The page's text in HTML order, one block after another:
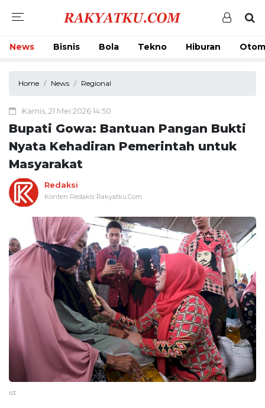
News Bisnis Bola Tekno Hiburan
Home News Regional
Kamis, 21 Mei 2026 14:50
Bupati Gowa: Bantuan Pangan Bukti
Nyata Kehadiran Pemerintah untuk
Masyarakat
Redaksi
Konten Redaksi Rakyatku.Com
ist